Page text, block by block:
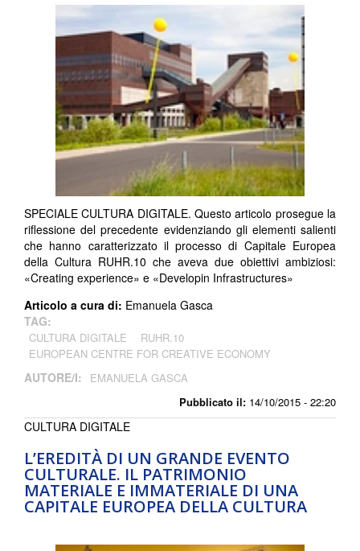
Pubblicato il: 14/10/2015 - 22:20
SPECIALE CULTURA DIGITALE. Questo articolo prosegue la
riflessione del precedente evidenziando gli elementi salienti
che hanno caratterizzato il processo di Capitale Europea
della Cultura RUHR.10 che aveva due obiettivi ambiziosi:
«Creating experience» e «Developin Infrastructures»
Articolo a cura di: Emanuela Gasca
TAG:
CULTURA DIGITALE
RUHR.10
EUROPEAN CENTRE FOR CREATIVE ECONOMY
AUTORE/I: EMANUELA GASCA
L’EREDITÀ DI UN GRANDE EVENTO
CULTURALE. IL PATRIMONIO
MATERIALE E IMMATERIALE DI UNA
CAPITALE EUROPEA DELLA CULTURA
CULTURA DIGITALE